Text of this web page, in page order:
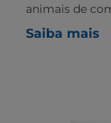
animais de
Saiba mais